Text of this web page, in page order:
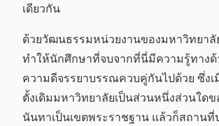
เดียวกัน
ด้วยวัฒนธรรมหน่วยงานของมหาวิทยาลั
ทำให้นักศึกษาที่จบจากที่นี่มีความรู้ทางด้
ความดีจรรยาบรรณควบคู่กันไปด้วย ซึ่งเ
ตั้งเดิมมหาวิทยาลัยเป็นส่วนหนึ่งส่วนใด
นันทาเป็นเขตพระราชฐาน แล้วก็สถาน